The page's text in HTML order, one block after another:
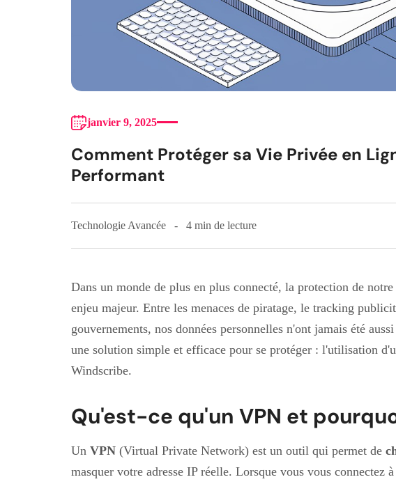
janvier 9, 2025
Comment Protéger sa Vie Privée en
Performant
Technologie Avancée 4 min de lecture
Dans un monde de plus en plus connecté, la protection de
enjeu majeur. Entre les menaces de piratage, le tracking
gouvernements, nos données personnelles n'ont jamais été
une solution simple et efficace pour se protéger : l'utilisation
Windscribe.
Qu'est-ce qu'un VPN et
Un VPN (Virtual Private Network) est un outil qui permet de
masquer votre adresse IP réelle. Lorsque vous vous connectez